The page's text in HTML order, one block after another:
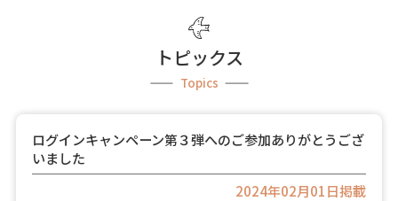
トピックス
Topics
ログインキャンペーン第３弾へのご参加ありがとうござ
いました
2024年02月01日掲載